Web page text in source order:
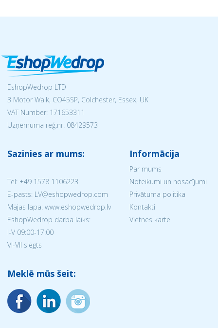
EshopWedrop LTD
3 Motor Walk, CO45SP, Colchester, Essex, UK
VAT Number: 171653311
Uzņēmuma reģ.nr: 08429573
Sazinies ar mums:
Tel: +49 1578 1106223
E-pasts: LV@eshopwedrop.com
Mājas lapa: www.eshopwedrop.lv
EshopWedrop darba laiks:
I-V 09:00-17:00
VI-VII slēgts
Informācija
Par mums
Noteikumi un nosacījumi
Privātuma politika
Kontakti
Vietnes karte
Meklē mūs šeit: